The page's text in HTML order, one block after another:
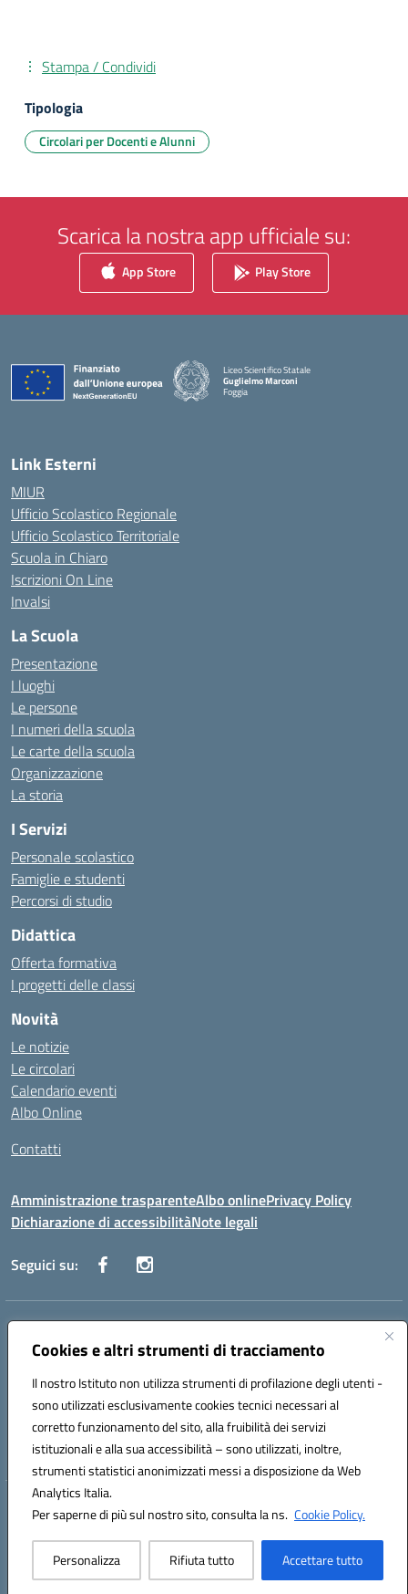
Cookies e altri strumenti di tracciamento
Il nostro Istituto non utilizza strumenti di profilazione degli utenti -
sono utilizzati esclusivamente cookies tecnici necessari al
corretto funzionamento del sito, alla fruibilità dei servizi
istituzionali e alla sua accessibilità – sono utilizzati, inoltre,
strumenti statistici anonimizzati messi a disposizione da Web
Analytics Italia.
Per saperne di più sul nostro sito, consulta la ns. Cookie Policy.
Personalizza Rifiuta tutto Accettare tutto
Stampa / Condividi
Tipologia
Circolari per Docenti e Alunni
Scarica la nostra app ufficiale su:
App Store Play Store
Liceo Scientifico Statale
Guglielmo Marconi
Foggia
— Visita la pagina iniziale della scuola
Link Esterni
MIUR
Ufficio Scolastico Regionale
Ufficio Scolastico Territoriale
Scuola in Chiaro
Iscrizioni On Line
Invalsi
La Scuola
Presentazione
I luoghi
Le persone
I numeri della scuola
Le carte della scuola
Organizzazione
La storia
I Servizi
Personale scolastico
Famiglie e studenti
Percorsi di studio
Didattica
Offerta formativa
I progetti delle classi
Novità
Le notizie
Le circolari
Calendario eventi
Albo Online
Contatti
Amministrazione trasparenteAlbo onlinePrivacy Policy
Dichiarazione di accessibilitàNote legali
Seguici su:
Indirizzo:
Centralino:0881636571 Email:fgps040004@istruzione.it
Codice fiscale: 80031370713
Codice meccanografico:
FGPS040004
Codice Indice delle Pubbliche Amministrazioni (IPA): istsc_fgps040004
Hosting & Powered by 3D Solution S.r.l.
Concept & Design by Designers Italia